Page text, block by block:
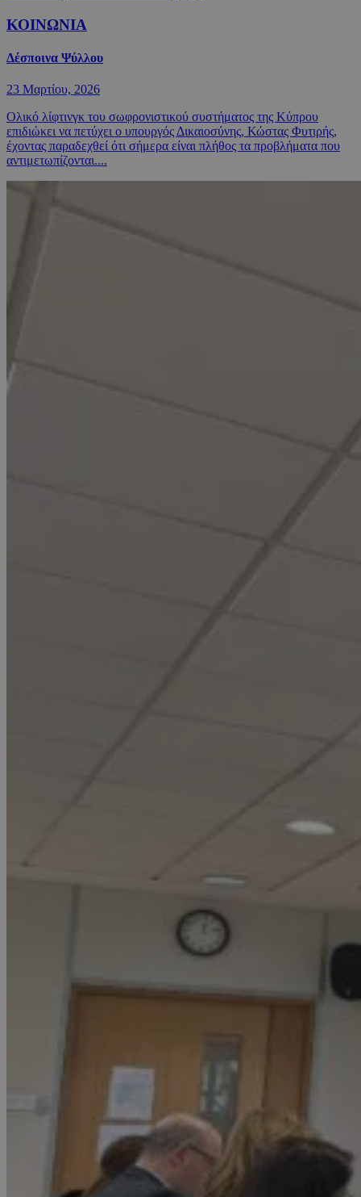
ΚΟΙΝΩΝΙΑ
Δέσποινα Ψύλλου
23 Μαρτίου, 2026
Ολικό λίφτινγκ του σωφρονιστικού συστήματος της Κύπρου
επιδιώκει να πετύχει ο υπουργός Δικαιοσύνης, Κώστας Φυτιρής,
έχοντας παραδεχθεί ότι σήμερα είναι πλήθος τα προβλήματα που
αντιμετωπίζονται....